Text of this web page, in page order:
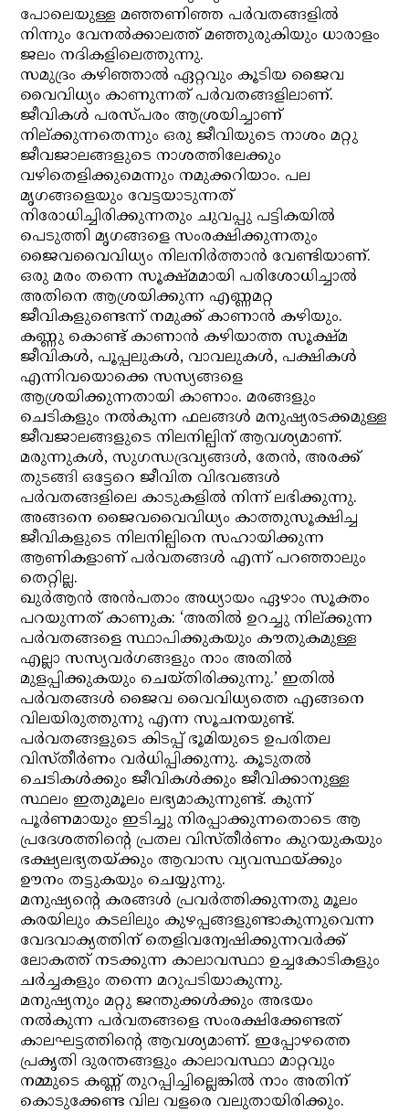
പോലെയുള്ള മഞ്ഞണിഞ്ഞ പര്‍വതങ്ങളില്‍
നിന്നും വേനല്‍ക്കാലത്ത് മഞ്ഞുരുകിയും ധാരാളം
ജലം നദികളിലെത്തുന്നു.
സമുദ്രം കഴിഞ്ഞാല്‍ ഏറ്റവും കൂടിയ ജൈവ
വൈവിധ്യം കാണുന്നത് പര്‍വതങ്ങളിലാണ്.
ജീവികള്‍ പരസ്പരം ആശ്രയിച്ചാണ്
നില്ക്കുന്നതെന്നും ഒരു ജീവിയുടെ നാശം മറ്റു
ജീവജാലങ്ങളുടെ നാശത്തിലേക്കും
വഴിതെളിക്കുമെന്നും നമുക്കറിയാം. പല
മൃഗങ്ങളെയും വേട്ടയാടുന്നത്
നിരോധിച്ചിരിക്കുന്നതും ചുവപ്പു പട്ടികയില്‍
പെടുത്തി മൃഗങ്ങളെ സംരക്ഷിക്കുന്നതും
ജൈവവൈവിധ്യം നിലനിര്‍ത്താന്‍ വേണ്ടിയാണ്.
ഒരു മരം തന്നെ സൂക്ഷ്മമായി പരിശോധിച്ചാല്‍
അതിനെ ആശ്രയിക്കുന്ന എണ്ണമറ്റ
ജീവികളുണ്ടെന്ന് നമുക്ക് കാണാന്‍ കഴിയും.
കണ്ണു കൊണ്ട് കാണാന്‍ കഴിയാത്ത സൂക്ഷ്മ
ജീവികള്‍, പൂപ്പലുകള്‍, വാവലുകള്‍, പക്ഷികള്‍
എന്നിവയൊക്കെ സസ്യങ്ങളെ
ആശ്രയിക്കുന്നതായി കാണാം. മരങ്ങളും
ചെടികളും നല്‍കുന്ന ഫലങ്ങള്‍ മനുഷ്യരടക്കമുള്ള
ജീവജാലങ്ങളുടെ നിലനില്പിന് ആവശ്യമാണ്.
മരുന്നുകള്‍, സുഗന്ധദ്രവ്യങ്ങള്‍, തേന്‍, അരക്ക്
തുടങ്ങി ഒട്ടേറെ ജീവിത വിഭവങ്ങള്‍
പര്‍വതങ്ങളിലെ കാടുകളില്‍ നിന്ന് ലഭിക്കുന്നു.
അങ്ങനെ ജൈവവൈവിധ്യം കാത്തുസൂക്ഷിച്ച
ജീവികളുടെ നിലനില്പിനെ സഹായിക്കുന്ന
ആണികളാണ് പര്‍വതങ്ങള്‍ എന്ന് പറഞ്ഞാലും
തെറ്റില്ല.
ഖുര്‍ആന്‍ അന്‍പതാം അധ്യായം ഏഴാം സൂക്തം
പറയുന്നത് കാണുക: ‘അതില്‍ ഉറച്ചു നില്ക്കുന്ന
പര്‍വതങ്ങളെ സ്ഥാപിക്കുകയും കൗതുകമുള്ള
എല്ലാ സസ്യവര്‍ഗങ്ങളും നാം അതില്‍
മുളപ്പിക്കുകയും ചെയ്തിരിക്കുന്നു.’ ഇതില്‍
പര്‍വതങ്ങള്‍ ജൈവ വൈവിധ്യത്തെ എങ്ങനെ
വിലയിരുത്തുന്നു എന്ന സൂചനയുണ്ട്.
പര്‍വതങ്ങളുടെ കിടപ്പ് ഭൂമിയുടെ ഉപരിതല
വിസ്തീര്‍ണം വര്‍ധിപ്പിക്കുന്നു. കൂടുതല്‍
ചെടികള്‍ക്കും ജീവികള്‍ക്കും ജീവിക്കാനുള്ള
സ്ഥലം ഇതുമൂലം ലഭ്യമാകുന്നുണ്ട്. കുന്ന്
പൂര്‍ണമായും ഇടിച്ചു നിരപ്പാക്കുന്നതൊടെ ആ
പ്രദേശത്തിന്റെ പ്രതല വിസ്തീര്‍ണം കുറയുകയും
ഭക്ഷ്യലഭ്യതയ്ക്കും ആവാസ വ്യവസ്ഥയ്ക്കും
ഊനം തട്ടുകയും ചെയ്യുന്നു.
മനുഷ്യന്റെ കരങ്ങള്‍ പ്രവര്‍ത്തിക്കുന്നതു മൂലം
കരയിലും കടലിലും കുഴപ്പങ്ങളുണ്ടാകുന്നുവെന്ന
വേദവാക്യത്തിന് തെളിവന്വേഷിക്കുന്നവര്‍ക്ക്
ലോകത്ത് നടക്കുന്ന കാലാവസ്ഥാ ഉച്ചകോടികളും
ചര്‍ച്ചകളും തന്നെ മറുപടിയാകുന്നു.
മനുഷ്യനും മറ്റു ജന്തുക്കള്‍ക്കും അഭയം
നല്‍കുന്ന പര്‍വതങ്ങളെ സംരക്ഷിക്കേണ്ടത്
കാലഘട്ടത്തിന്റെ ആവശ്യമാണ്. ഇപ്പോഴത്തെ
പ്രകൃതി ദുരന്തങ്ങളും കാലാവസ്ഥാ മാറ്റവും
നമ്മുടെ കണ്ണ് തുറപ്പിച്ചില്ലെങ്കില്‍ നാം അതിന്
കൊടുക്കേണ്ട വില വളരെ വലുതായിരിക്കും.